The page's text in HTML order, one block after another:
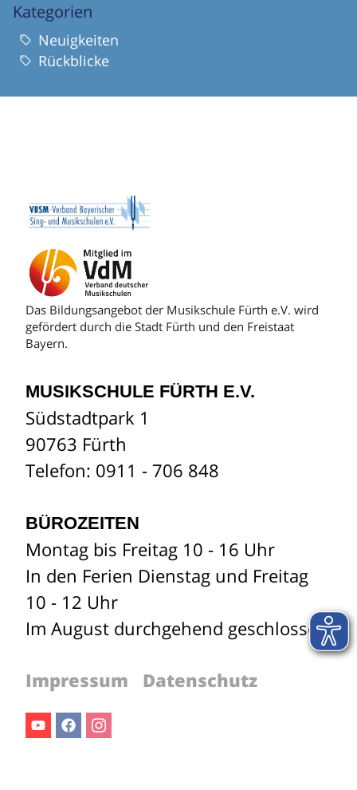
Kategorien
Neuigkeiten
Rückblicke
Das Bildungsangebot der Musikschule Fürth e.V. wird
gefördert durch die Stadt Fürth und den Freistaat
Bayern.
MUSIKSCHULE FÜRTH E.V.
Südstadtpark 1
90763 Fürth
Telefon: 0911 - 706 848
BÜROZEITEN
Montag bis Freitag 10 - 16 Uhr
In den Ferien Dienstag und Freitag
10 - 12 Uhr
Im August durchgehend geschlossen
Impressum Datenschutz